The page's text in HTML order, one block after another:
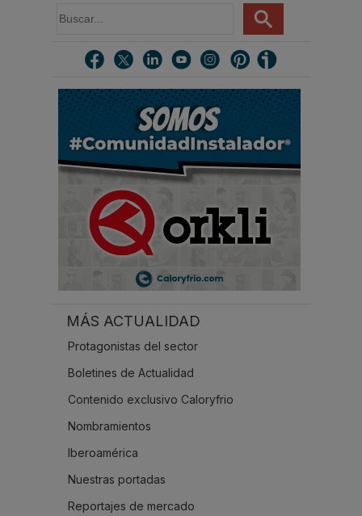
u
r
.
MÁS ACTUALIDAD
Protagonistas del sector
Boletines de Actualidad
Contenido exclusivo Caloryfrio
Nombramientos
Iberoamérica
Nuestras portadas
Reportajes de mercado